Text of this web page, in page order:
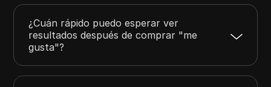
¿Cuán rápido puedo esperar ver
resultados después de comprar "me
gusta"?